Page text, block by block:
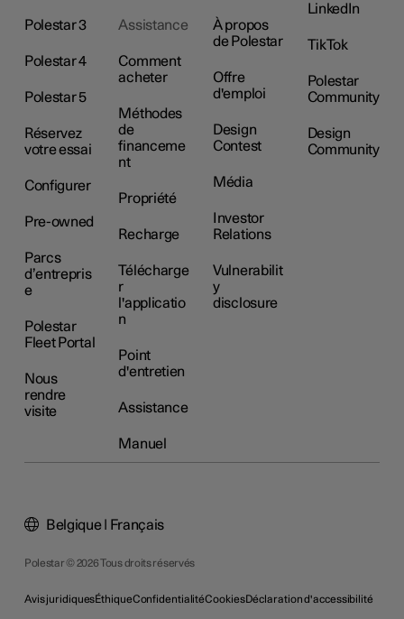
Polestar 3
Polestar 4
Polestar 5
Réservez
votre essai
Configurer
Pre-owned
Parcs
d’entrepris
e
Polestar
Fleet Portal
Nous
rendre
visite
Assistance
Comment
acheter
Méthodes
de
financeme
nt
Propriété
Recharge
Télécharge
r
l'applicatio
n
Point
d'entretien
Assistance
Manuel
À propos
de Polestar
Offre
d'emploi
Design
Contest
Média
Investor
Relations
Vulnerabilit
y
disclosure
LinkedIn
TikTok
Polestar
Community
Design
Community
Polestar © 2026 Tous droits réservés
Avis juridiquesÉthiqueConfidentialitéCookiesDéclaration d'accessibilité
Belgique | Français